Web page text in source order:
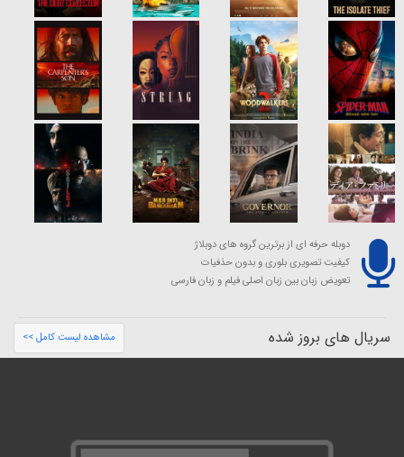
دوبله حرفه ای از برترین گروه های دوبلاژ
کیفیت تصویری بلوری و بدون حذفیات
تعویض زبان بین زبان اصلی فیلم و زبان فارسی
سریال های بروز شده مشاهده لیست کامل >>